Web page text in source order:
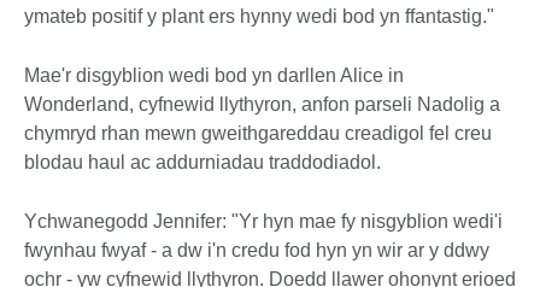
ymateb positif y plant ers hynny wedi bod yn ffantastig."
Mae'r disgyblion wedi bod yn darllen Alice in
Wonderland, cyfnewid llythyron, anfon parseli Nadolig a
chymryd rhan mewn gweithgareddau creadigol fel creu
blodau haul ac addurniadau traddodiadol.
Ychwanegodd Jennifer: "Yr hyn mae fy nisgyblion wedi'i
fwynhau fwyaf - a dw i'n credu fod hyn yn wir ar y ddwy
ochr - yw cyfnewid llythyron. Doedd llawer ohonynt erioed